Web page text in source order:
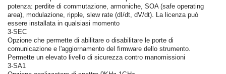
potenza: perdite di commutazione, armoniche, SOA (safe operating
area), modulazione, ripple, slew rate (dI/dt, dV/dt). La licenza può
essere installata in qualsiasi momento
3-SEC
Opzione che permette di abilitare o disabilitare le porte di
comunicazione e l'aggiornamento del firmware dello strumento.
Permette un elevato livello di sicurezza contro manomissioni
3-SA1